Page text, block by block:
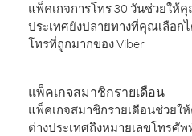
แพ็คเกจการโทร 30 วันช่วยให้
ประเทศยังปลายทางที่คุณเลือก
โทรที่ถูกมากของ Viber
แพ็คเกจสมาชิกรายเดือน
แพ็คเกจสมาชิกรายเดือนช่วยใ
ต่างประเทศถึงหมายเลขโทรศั